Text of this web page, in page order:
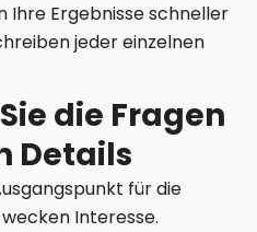
Ihre Ergebnisse schneller
jeder einzelnen
die Fragen
Details
für die
Interesse.